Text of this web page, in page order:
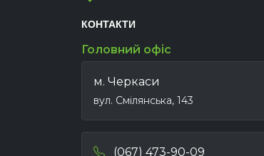
КОНТАКТИ
Головний офіс
м. Черкаси
вул. Смілянська, 143
(067) 473-90-09